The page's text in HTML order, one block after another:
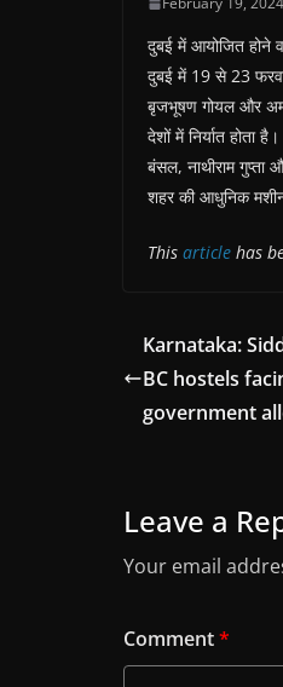
दुबई में आयोजित होने
दुबई में 19 से 23
बृजभूषण गोयल और
देशों में निर्यात होता
बंसल, नाथीराम गुप्ता
शहर की आधुनिक
This article has
Karnataka:
BC hostels
government
Leave a
Your email
Comment*